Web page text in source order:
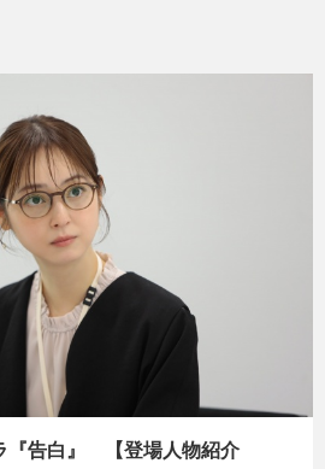
『告白』 【登場人物紹介